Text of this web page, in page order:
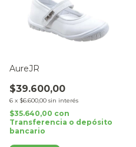
AureJR
$39.600,00
6 x $6.600,00 sin interés
$35.640,00 con
Transferencia o depósito
bancario